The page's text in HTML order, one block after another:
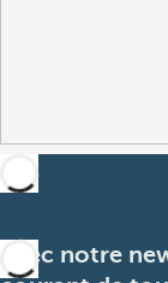
Avec notre